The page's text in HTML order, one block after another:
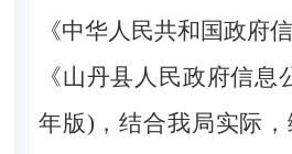
《中华人民共和国政府
《山丹县人民政府信息
年版)，结合我局实际